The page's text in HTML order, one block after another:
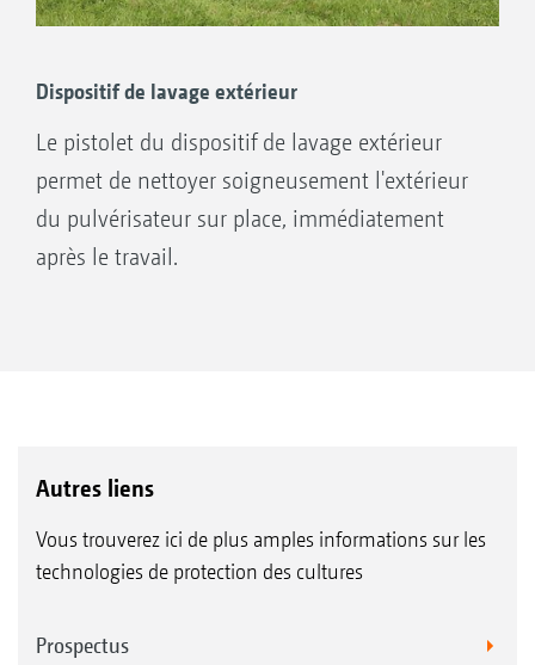
Dispositif de lavage extérieur
Le pistolet du dispositif de lavage extérieur
permet de nettoyer soigneusement l'extérieur
du pulvérisateur sur place, immédiatement
après le travail.
Autres liens
Vous trouverez ici de plus amples informations sur les
technologies de protection des cultures
Prospectus